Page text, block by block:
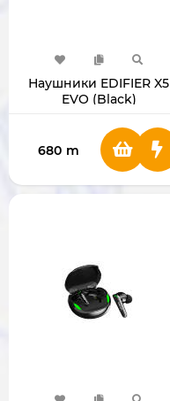
Наушники EDIFIER X5
EVO (Black)
680 m